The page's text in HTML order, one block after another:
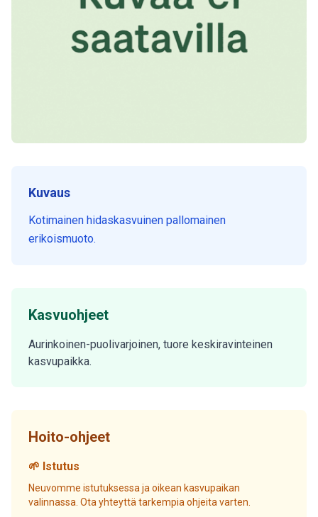
Kuvaus
Kotimainen hidaskasvuinen pallomainen
erikoismuoto.
Kasvuohjeet
Aurinkoinen-puolivarjoinen, tuore keskiravinteinen
kasvupaikka.
Hoito-ohjeet
🌱 Istutus
Neuvomme istutuksessa ja oikean kasvupaikan
valinnassa. Ota yhteyttä tarkempia ohjeita varten.